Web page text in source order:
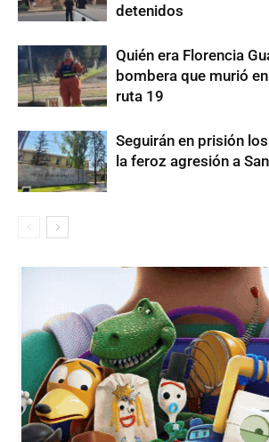
detenidos
Quién era Florencia
bombera que murió
ruta 19
Seguirán en prisión
la feroz agresión a